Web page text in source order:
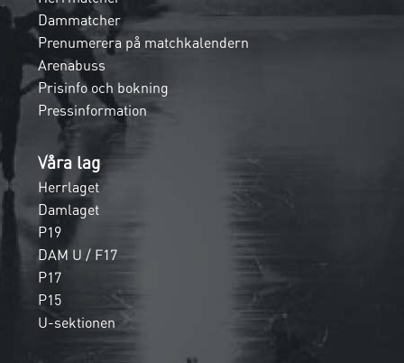
Dammatcher
Prenumerera på matchkalendern
Arenabuss
Prisinfo och bokning
Pressinformation
Våra lag
Herrlaget
Damlaget
P19
DAM U / F17
P17
P15
U-sektionen